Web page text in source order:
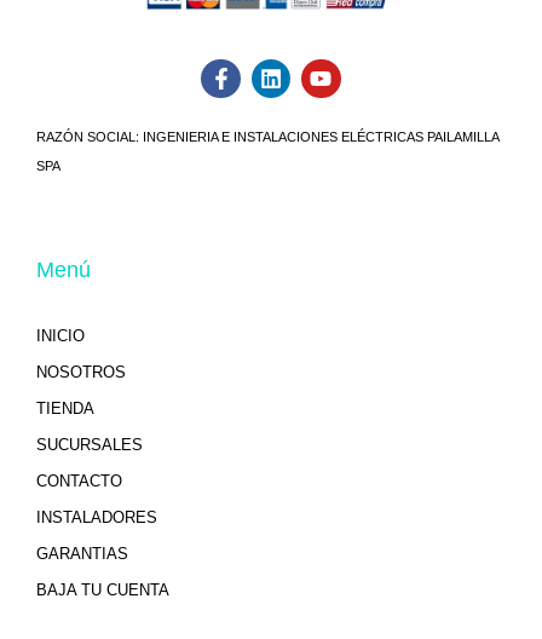
RAZÓN SOCIAL: INGENIERIA E INSTALACIONES ELÉCTRICAS PAILAMILLA
SPA
Menú
INICIO
NOSOTROS
TIENDA
SUCURSALES
CONTACTO
INSTALADORES
GARANTIAS
BAJA TU CUENTA